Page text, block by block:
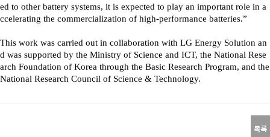
ed to other battery systems, it is expected to play an important role in a
ccelerating the commercialization of high-performance batteries.”
This work was carried out in collaboration with LG Energy Solution an
d was supported by the Ministry of Science and ICT, the National Rese
arch Foundation of Korea through the Basic Research Program, and the
National Research Council of Science & Technology.
목록